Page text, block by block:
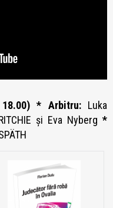
18.00) * Arbitru: Luka
și Eva Nyberg *